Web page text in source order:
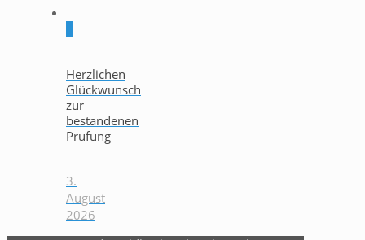
Herzlichen
Glückwunsch
zur
bestandenen
Prüfung
3.
August
2026